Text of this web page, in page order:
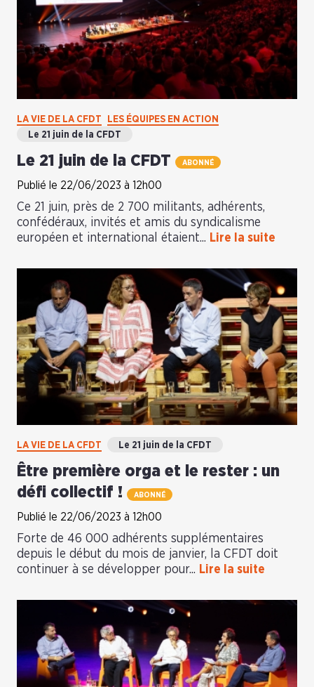
LA VIE DE LA CFDT
LES ÉQUIPES EN ACTION
Le 21 juin de la CFDT
Le 21 juin de la CFDT ABONNÉ
Publié le 22/06/2023 à 12h00
Ce 21 juin, près de 2 700 militants, adhérents,
confédéraux, invités et amis du syndicalisme
européen et international étaient... Lire la suite
LA VIE DE LA CFDT Le 21 juin de la CFDT
Être première orga et le rester : un
défi collectif !
ABONNÉ
Publié le 22/06/2023 à 12h00
Forte de 46 000 adhérents supplémentaires
depuis le début du mois de janvier, la CFDT doit
continuer à se développer pour... Lire la suite